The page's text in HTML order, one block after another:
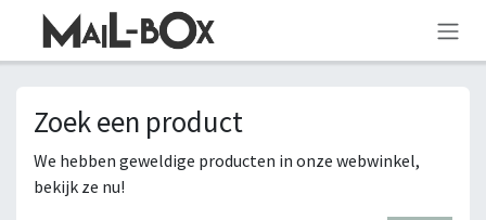
OVERSLAAN NAAR INHOUD
Zoek een product
We hebben geweldige producten in onze webwinkel,
bekijk ze nu!